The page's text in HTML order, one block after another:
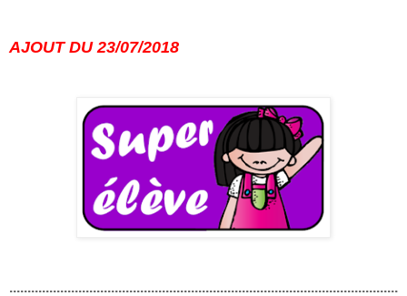
AJOUT DU 23/07/2018
...........................................................................................................